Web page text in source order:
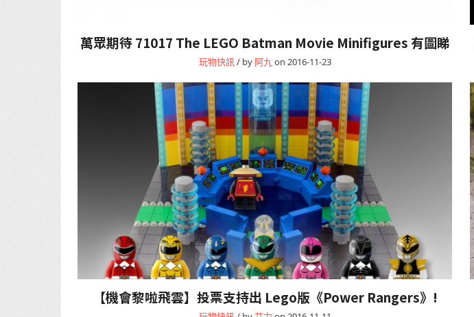
萬眾期待 71017 The LEGO Batman Movie Minifigures 有圖睇
玩物快訊/ by 阿九on 2016-11-23
【機會黎啦飛雲】投票支持出 Lego版《Power Rangers》!